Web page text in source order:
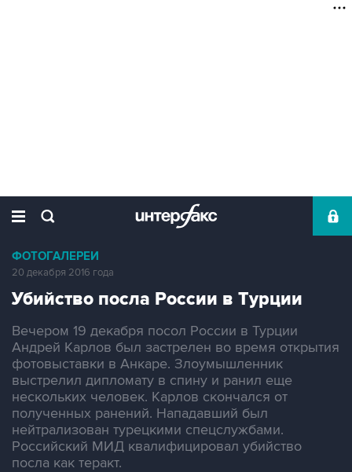
ФОТОГАЛЕРЕИ
20 декабря 2016 года
Убийство посла России в Турции
Вечером 19 декабря посол России в Турции
Андрей Карлов был застрелен во время открытия
фотовыставки в Анкаре. Злоумышленник
выстрелил дипломату в спину и ранил еще
нескольких человек. Карлов скончался от
полученных ранений. Нападавший был
нейтрализован турецкими спецслужбами.
Российский МИД квалифицировал убийство
посла как теракт.